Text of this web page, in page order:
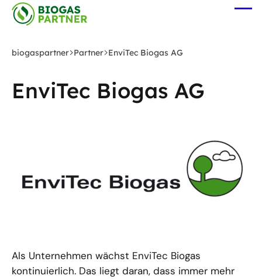
Zum
Hauptinhalt
biogaspartner Partner EnviTec Biogas AG
EnviTec Biogas AG
Als Unternehmen wächst EnviTec Biogas
kontinuierlich. Das liegt daran, dass immer mehr